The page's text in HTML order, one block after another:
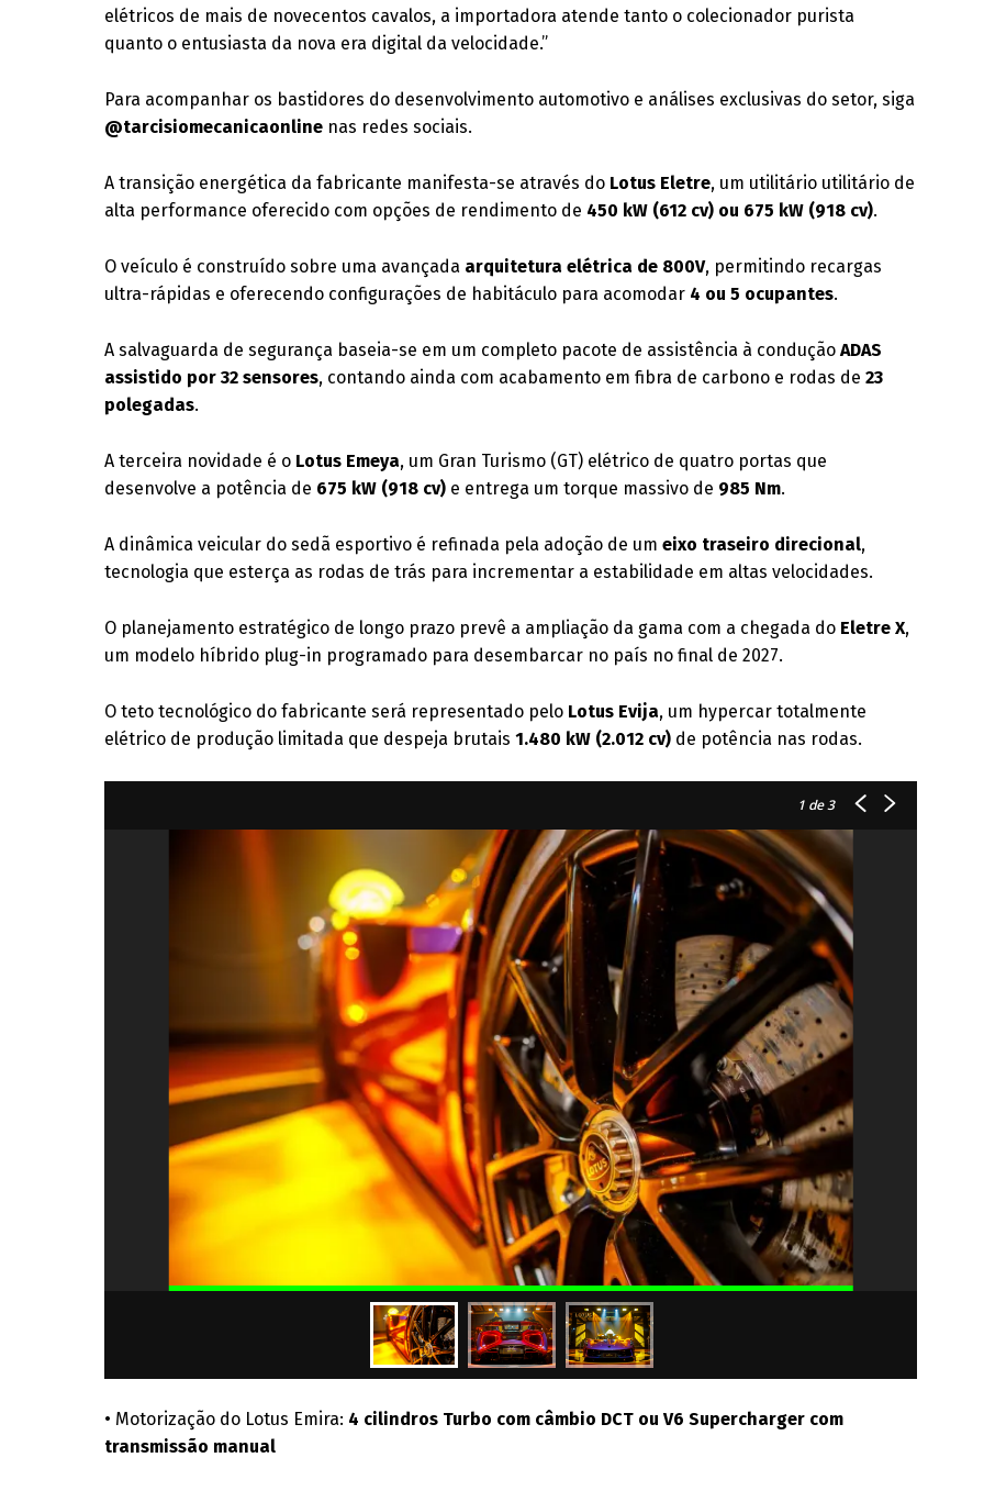
elétricos de mais de novecentos cavalos, a importadora atende tanto o colecionador purista
quanto o entusiasta da nova era digital da velocidade.”
Para acompanhar os bastidores do desenvolvimento automotivo e análises exclusivas do setor, siga
@tarcisiomecanicaonline nas redes sociais.
A transição energética da fabricante manifesta-se através do Lotus Eletre, um utilitário utilitário de
alta performance oferecido com opções de rendimento de 450 kW (612 cv) ou 675 kW (918 cv).
O veículo é construído sobre uma avançada arquitetura elétrica de 800V, permitindo recargas
ultra-rápidas e oferecendo configurações de habitáculo para acomodar 4 ou 5 ocupantes.
A salvaguarda de segurança baseia-se em um completo pacote de assistência à conduçãoADAS
assistido por 32 sensores, contando ainda com acabamento em fibra de carbono e rodas de23
polegadas.
A terceira novidade é o Lotus Emeya, um Gran Turismo (GT) elétrico de quatro portas que
desenvolve a potência de 675 kW (918 cv) e entrega um torque massivo de 985 Nm.
A dinâmica veicular do sedã esportivo é refinada pela adoção de umeixo traseiro direcional,
tecnologia que esterça as rodas de trás para incrementar a estabilidade em altas velocidades.
O planejamento estratégico de longo prazo prevê a ampliação da gama com a chegada do Eletre X,
um modelo híbrido plug-in programado para desembarcar no país no final de 2027.
O teto tecnológico do fabricante será representado pelo Lotus Evija, um hypercar totalmente
elétrico de produção limitada que despeja brutais1.480 kW (2.012 cv) de potência nas rodas.
1 de 3
• Motorização do Lotus Emira: 4 cilindros Turbo com câmbio DCT ou V6 Supercharger com
transmissão manual